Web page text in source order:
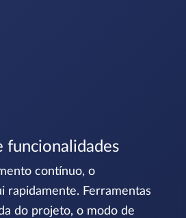
funcionalidades
contínuo, o
rapidamente. Ferramentas
do projeto, o modo de